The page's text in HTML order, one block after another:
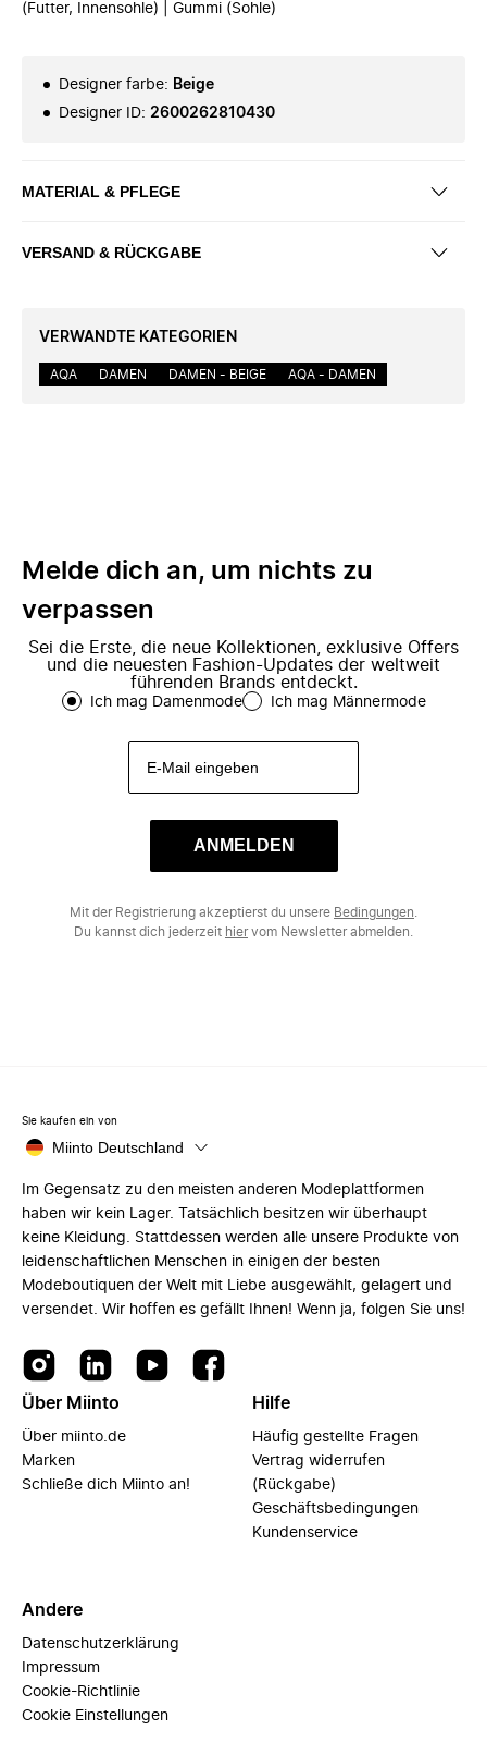
(Futter, Innensohle) | Gummi (Sohle)
Designer farbe: Beige
Designer ID: 2600262810430
MATERIAL & PFLEGE
VERSAND & RÜCKGABE
VERWANDTE KATEGORIEN
AQA DAMEN DAMEN - BEIGE AQA - DAMEN
Melde dich an, um nichts zu
verpassen
Sei die Erste, die neue Kollektionen, exklusive Offers
und die neuesten Fashion-Updates der weltweit
führenden Brands entdeckt.
Ich mag Damenmode Ich mag Männermode
ANMELDEN
Mit der Registrierung akzeptierst du unsere Bedingungen
Du kannst dich jederzeit hiervom Newsletter abmelden.
Sie kaufen ein von
Miinto Deutschland
Im Gegensatz zu den meisten anderen Modeplattformen
haben wir kein Lager. Tatsächlich besitzen wir überhaupt
keine Kleidung. Stattdessen werden alle unsere Produkte von
leidenschaftlichen Menschen in einigen der besten
Modeboutiquen der Welt mit Liebe ausgewählt, gelagert und
versendet. Wir hoffen es gefällt Ihnen! Wenn ja, folgen Sie uns!
Über Miinto
Über miinto.de
Marken
Schließe dich Miinto an!
Hilfe
Häufig gestellte Fragen
Vertrag widerrufen
(Rückgabe)
Geschäftsbedingungen
Kundenservice
Andere
Datenschutzerklärung
Impressum
Cookie-Richtlinie
Cookie Einstellungen